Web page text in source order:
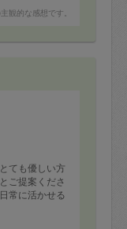
観的な感想です。
ても優しい方
ご提案くださ
常に活かせる
な印象を受け